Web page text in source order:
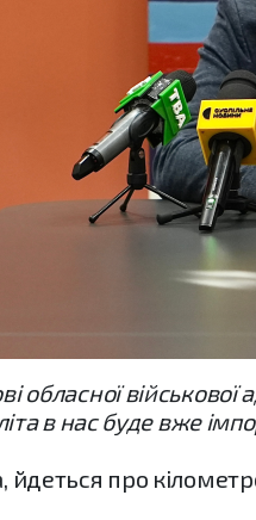
обласної
в нас буде вже
йдеться про